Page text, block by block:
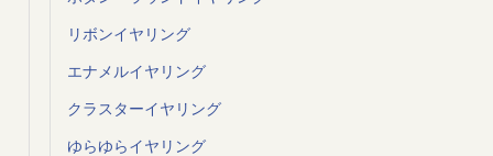
リボンイヤリング
エナメルイヤリング
クラスターイヤリング
ゆらゆらイヤリング